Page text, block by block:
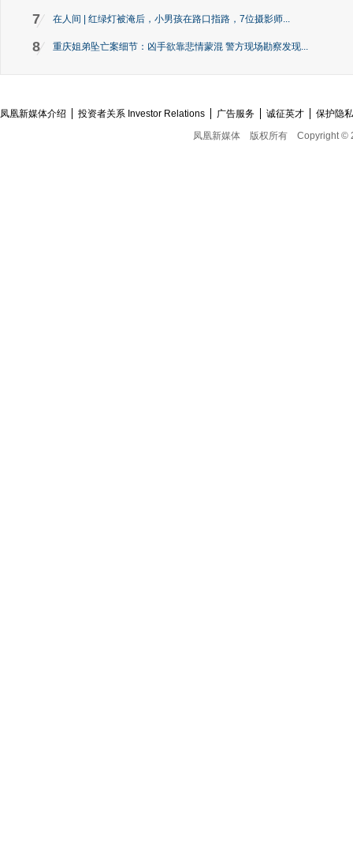
7 在人间 | 红绿灯被淹后，小男孩在路口指路，7位摄影师...
8 重庆姐弟坠亡案细节：凶手欲靠悲情蒙混 警方现场勘察发现...
凤凰新媒体介绍 投资者关系 Investor Relations 广告服务 诚征英才
保护隐
凤凰新媒体
版权所有 Copyright ©